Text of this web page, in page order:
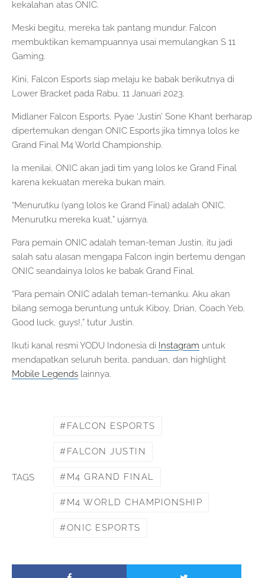
kekalahan atas ONIC.
Meski begitu, mereka tak pantang mundur. Falcon
membuktikan kemampuannya usai memulangkan S 11
Gaming.
Kini, Falcon Esports siap melaju ke babak berikutnya di
Lower Bracket pada Rabu, 11 Januari 2023.
Midlaner Falcon Esports, Pyae ‘Justin’ Sone Khant berharap
dipertemukan dengan ONIC Esports jika timnya lolos ke
Grand Final M4 World Championship.
Ia menilai, ONIC akan jadi tim yang lolos ke Grand Final
karena kekuatan mereka bukan main.
“Menurutku (yang lolos ke Grand Final) adalah ONIC.
Menurutku mereka kuat,” ujarnya.
Para pemain ONIC adalah teman-teman Justin, itu jadi
salah satu alasan mengapa Falcon ingin bertemu dengan
ONIC seandainya lolos ke babak Grand Final.
“Para pemain ONIC adalah teman-temanku. Aku akan
bilang semoga beruntung untuk Kiboy, Drian, Coach Yeb.
Good luck, guys!,” tutur Justin.
Ikuti kanal resmi YODU Indonesia di Instagram untuk
mendapatkan seluruh berita, panduan, dan highlight
Mobile Legends lainnya.
TAGS
FALCON ESPORTS
FALCON JUSTIN
M4 GRAND FINAL
M4 WORLD CHAMPIONSHIP
ONIC ESPORTS